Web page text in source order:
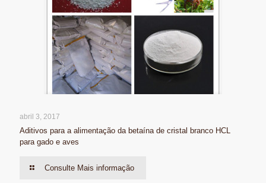
abril 3, 2017
Aditivos para a alimentação da betaína de cristal branco HCL
para gado e aves
Consulte Mais informação